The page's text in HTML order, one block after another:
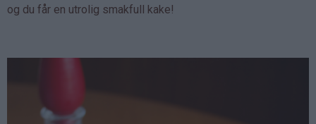
og du får en utrolig smakfull kake!